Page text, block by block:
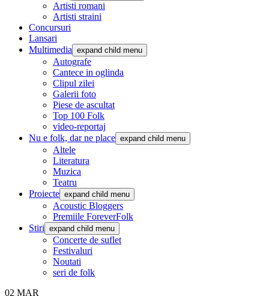
Artisti romani
Artisti straini
Concursuri
Lansari
Multimedia expand child menu
Autografe
Cantece in oglinda
Clipul zilei
Galerii foto
Piese de ascultat
Top 100 Folk
video-reportaj
Nu e folk, dar ne place expand child menu
Altele
Literatura
Muzica
Teatru
Proiecte expand child menu
Acoustic Bloggers
Premiile ForeverFolk
Stiri expand child menu
Concerte de suflet
Festivaluri
Noutati
seri de folk
02 MAR